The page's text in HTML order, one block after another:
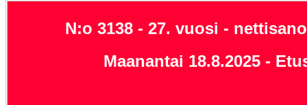
N:o 3138 - 27. vuosi -
Maanantai 18.8.2025 -